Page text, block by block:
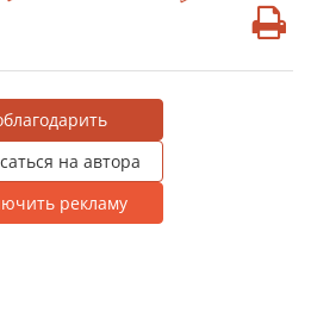
на автора
рекламу